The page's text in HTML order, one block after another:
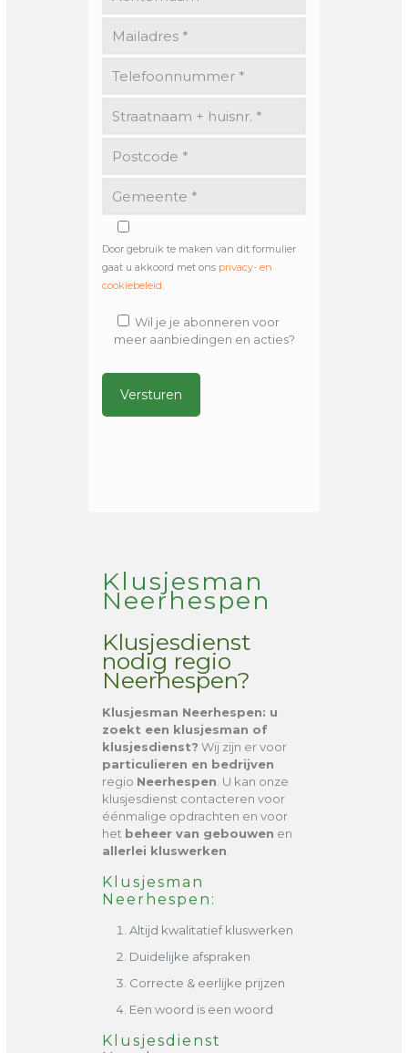
Door gebruik te maken van dit formulier
gaat u akkoord met ons privacy- en
cookiebeleid.
Wil je je abonneren voor
meer aanbiedingen en acties?
Klusjesman
Neerhespen
Klusjesdienst
nodig regio
Neerhespen?
Klusjesman Neerhespen: u
zoekt een klusjesman of
klusjesdienst? Wij zijn er voor
particulieren en bedrijven
regio Neerhespen . U kan onze
klusjesdienst contacteren voor
éénmalige opdrachten en voor
het beheer van gebouwen en
allerlei kluswerken
Klusjesman
Neerhespen:
Altijd kwalitatief kluswerken
Duidelijke afspraken
Correcte & eerlijke prijzen
Een woord is een woord
Klusjesdienst